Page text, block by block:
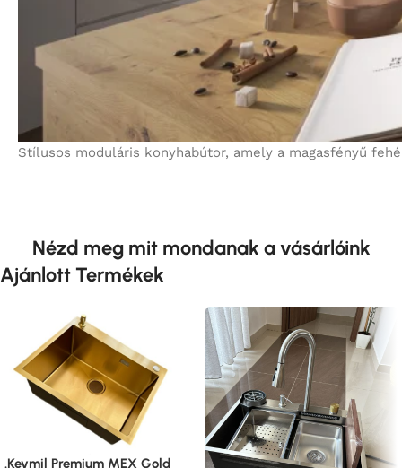
Stílusos moduláris konyhabútor, amely a magasfényű
Nézd meg mit mondanak a vásárlóink
Ajánlott Termékek
.Kevmil Premium MEX Gold